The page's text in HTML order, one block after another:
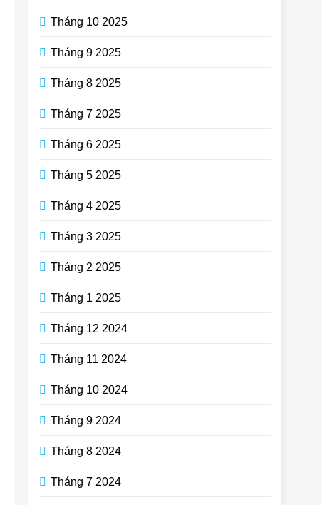
Tháng 10 2025
Tháng 9 2025
Tháng 8 2025
Tháng 7 2025
Tháng 6 2025
Tháng 5 2025
Tháng 4 2025
Tháng 3 2025
Tháng 2 2025
Tháng 1 2025
Tháng 12 2024
Tháng 11 2024
Tháng 10 2024
Tháng 9 2024
Tháng 8 2024
Tháng 7 2024